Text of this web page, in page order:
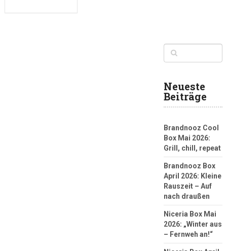
Neueste
Beiträge
Brandnooz Cool
Box Mai 2026:
Grill, chill, repeat
Brandnooz Box
April 2026: Kleine
Rauszeit – Auf
nach draußen
Niceria Box Mai
2026: „Winter aus
– Fernweh an!“